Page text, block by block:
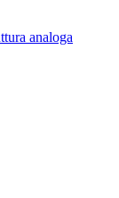
analoga